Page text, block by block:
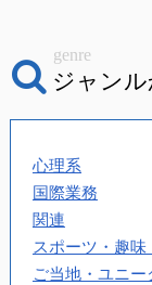
ジャン
genre
心理系
国際業務
関連
スポーツ・趣味
ご当地・ユニー